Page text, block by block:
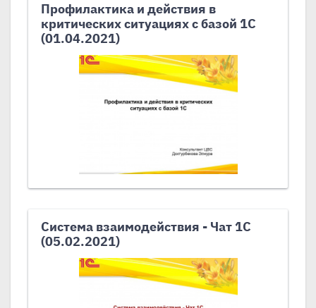
Профилактика и действия в
критических ситуациях с базой 1С
(01.04.2021)
Система взаимодействия - Чат 1С
(05.02.2021)